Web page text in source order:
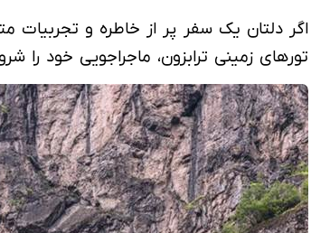
اگر دلتان یک سفر پر از خاطره و تجربیات
تورهای زمینی ترابزون، ماجراجویی خود را